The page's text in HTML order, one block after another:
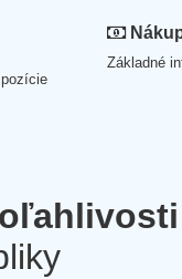
Základné